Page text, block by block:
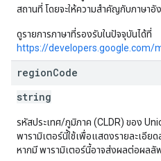
สถานที่ โดยจะให้ความสำคัญกับภาษาอั
ดูรายการภาษาที่รองรับในปัจจุบันได้ที่
https://
regionCode
string
รหัสประเทศ/ภูมิภาค (CLDR) ของ
พารามิเตอร์นี้ใช้เพื่อแสดงรายละเอีย
หากมี พารามิเตอร์นี้อาจส่งผลต่อผลลั